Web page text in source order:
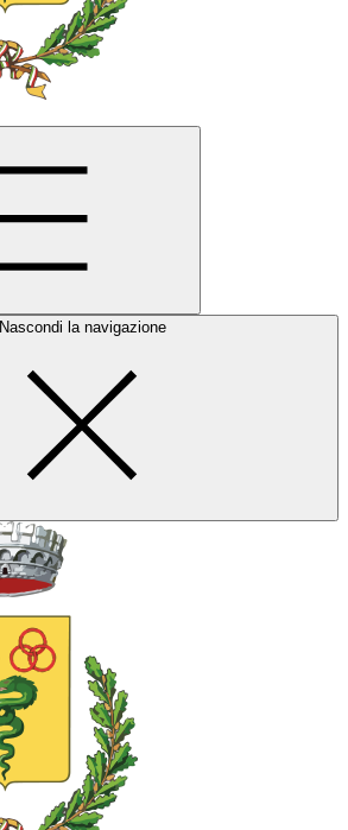
Nascondi la navigazione